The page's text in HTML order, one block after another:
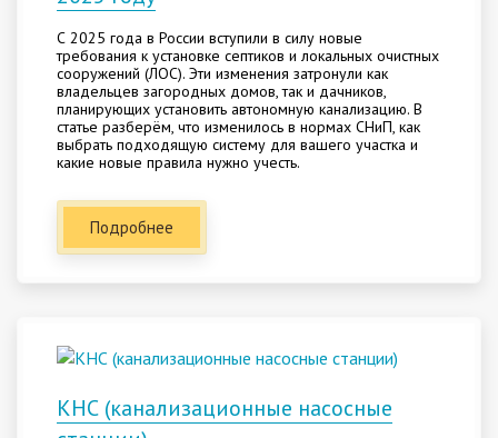
С 2025 года в России вступили в силу новые
требования к установке септиков и локальных очистных
сооружений (ЛОС). Эти изменения затронули как
владельцев загородных домов, так и дачников,
планирующих установить автономную канализацию. В
статье разберём, что изменилось в нормах СНиП, как
выбрать подходящую систему для вашего участка и
какие новые правила нужно учесть.
Подробнее
КНС (канализационные насосные